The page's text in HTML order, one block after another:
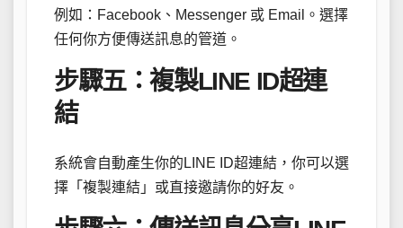
例如：Facebook、Messenger 或 Email。選擇
任何你方便傳送訊息的管道。
步驟五：複製LINE ID超連
結
系統會自動產生你的LINE ID超連結，你可以選
擇「複製連結」或直接邀請你的好友。